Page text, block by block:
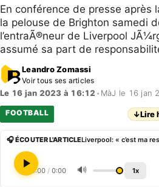
En conférence de presse après
la pelouse de Brighton samedi
l’entraÃ®neur de Liverpool
assumé sa part de
Leandro Zomassi
Voir tous ses articles
Le 16 jan 2023 à 16:12 • MàJ le 16 jan
FOOTBALL ↓Lire
🎧 ÉCOUTER L'ARTICLE
0:00 / 0:00 🔊 1x